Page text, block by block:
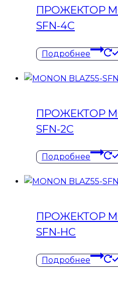
ПРОЖЕКТОР
SFN-4C
Подробнее
ПРОЖЕКТОР
SFN-2C
Подробнее
ПРОЖЕКТОР
SFN-HC
Подробнее